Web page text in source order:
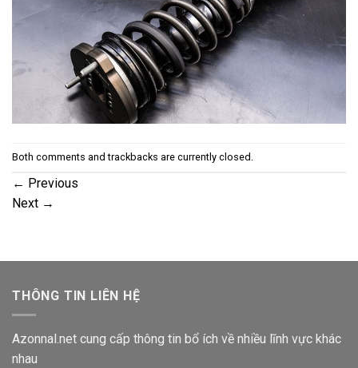
Both comments and trackbacks are currently closed.
← Previous
Next →
THÔNG TIN LIÊN HỆ
Azonnal.net cung cấp thông tin bổ ích về nhiều lĩnh vực khác
nhau